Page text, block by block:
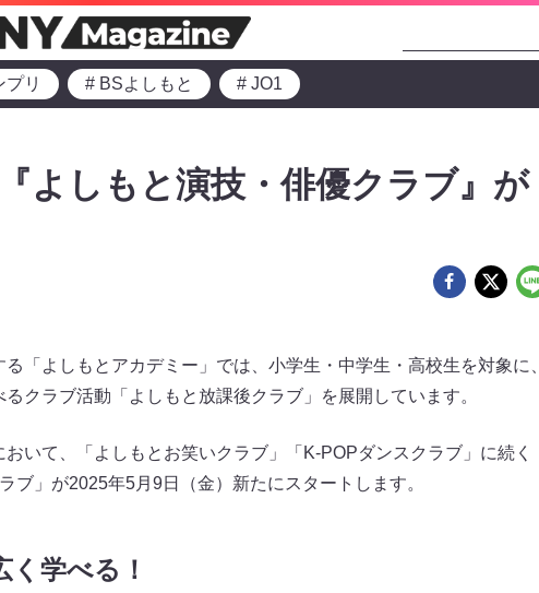
プリ # BSよしもと # JO1
よしもと演技・俳優クラブ』が
「よしもとアカデミー」では、小学生・中学生・高校生を対象に、
クラブ活動「よしもと放課後クラブ」を展開しています。
いて、「よしもとお笑いクラブ」「K-POPダンスクラブ」に続く
ブ」が2025年5月9日（金）新たにスタートします。
学べる！